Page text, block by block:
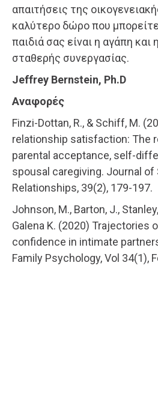
απαιτήσεις της
καλύτερο δώρο που
παιδιά σας είναι η αγάπη και
σταθερής συνεργασίας.
Jeffrey Bernstein, Ph.D
Αναφορές
Finzi-Dottan, R., & Schiff, M.
relationship satisfaction: The
parental acceptance, self-
spousal caregiving. Journal of
Relationships, 39(2), 179-197.
Johnson, M., Barton, J.,
Galena K. (2020) Trajectories
confidence in intimate
Family Psychology, Vol 34(1),